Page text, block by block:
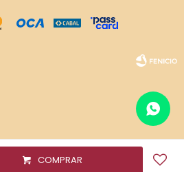
COMPRAR
Fenicio